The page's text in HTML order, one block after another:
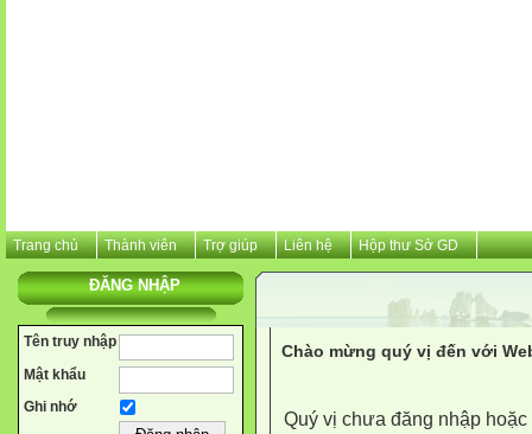
Trang chủ Thành viên Trợ giúp Liên hệ Hộp thư Sở GD
ĐĂNG NHẬP
Tên truy nhập
Mật khẩu
Ghi nhớ
Chào mừng quý vị đến với
Quý vị chưa đăng nhập